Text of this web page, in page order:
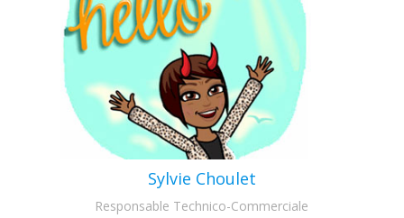
Sylvie Choulet
Responsable Technico-Commerciale